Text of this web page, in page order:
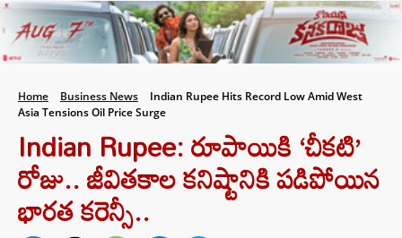
Home Business News
Indian Rupee Hits Record Low Amid West
Asia Tensions Oil Price Surge
Indian Rupee: రూపాయికి ‘చీకటి’
రోజు.. జీవితకాల కనిష్టానికి పడిపోయిన
భారత కరెన్సీ..